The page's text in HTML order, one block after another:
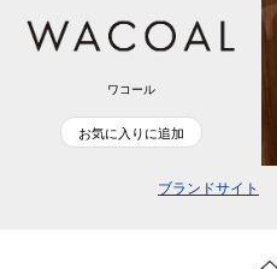
ワコール
お気に入りに追加
ブランドサイト